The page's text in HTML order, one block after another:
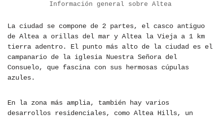
Información general sobre Altea
La ciudad se compone de 2 partes, el casco antiguo
de Altea a orillas del mar y Altea la Vieja a 1 km
tierra adentro. El punto más alto de la ciudad es el
campanario de la iglesia Nuestra Señora del
Consuelo, que fascina con sus hermosas cúpulas
azules.
En la zona más amplia, también hay varios
desarrollos residenciales, como Altea Hills, un